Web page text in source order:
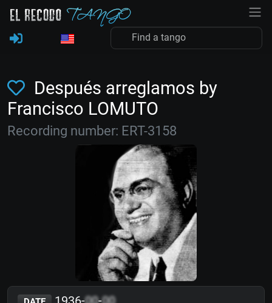
Después arreglamos by
Francisco LOMUTO
Recording number: ERT-3158